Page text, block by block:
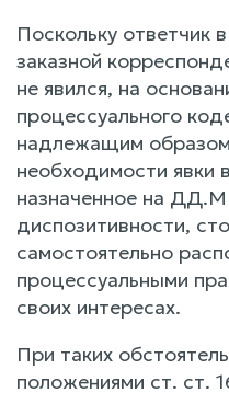
Поскольку ответчик
заказной
не явился, на
процессуального
надлежащим
необходимости явки
назначенное на
диспозитивности,
самостоятельно
процессуальными
своих интересах.
При таких
положениями ст. ст.